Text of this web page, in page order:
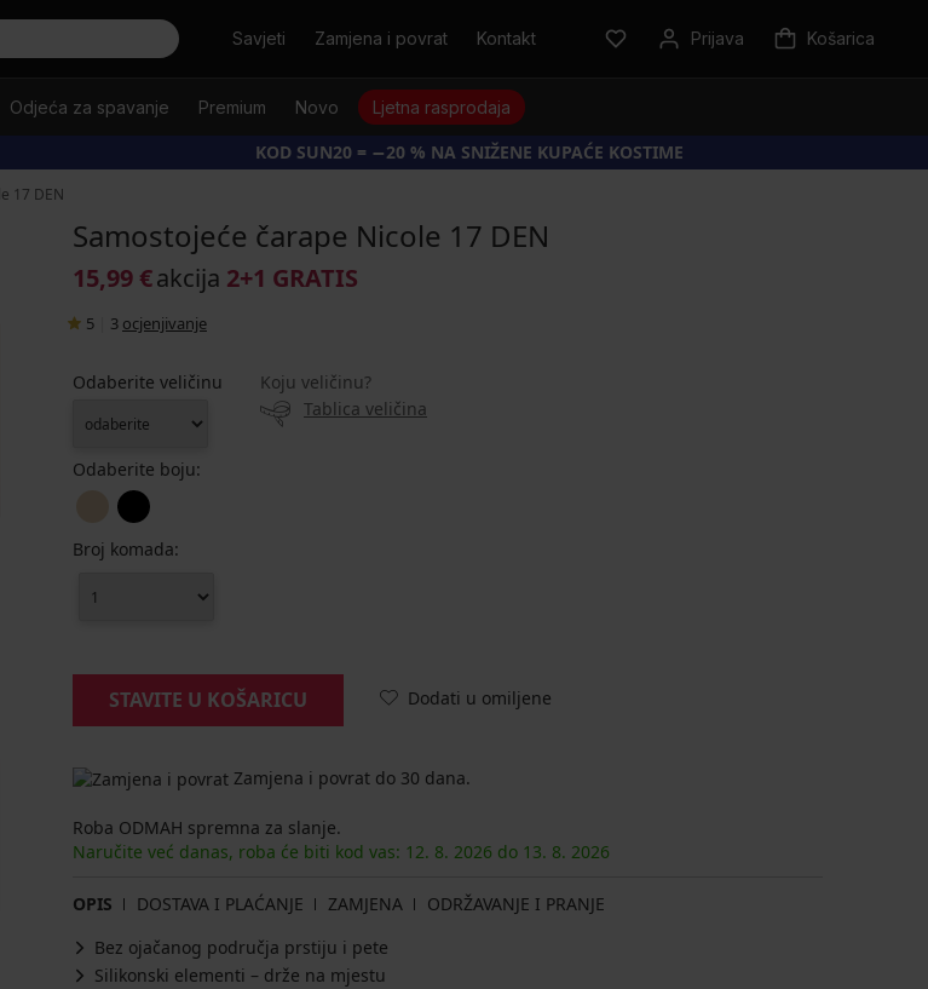
TražitiSavjeti Zamjena i povrat Kontakt Prijava Košarica
Odjeća za spavanje Premium Novo Ljetna rasprodaja
KOD SUN20 = −20 % NA SNIŽENE KUPAĆE KOSTIME
17 DEN
Samostojeće čarape Nicole 17 DEN
15,99 €akcija 2+1 GRATIS
5 3 ocjenjivanje
Odaberite veličinu
Koju veličinu?
Tablica veličina
Odaberite boju:
Broj komada:
STAVITE U KOŠARICU Dodati u omiljene
Zamjena i povrat do 30 dana.
Roba ODMAH spremna za slanje.
Naručite već danas, roba će biti kod vas: 12. 8. 2026 do 13. 8. 2026
OPIS DOSTAVA I PLAĆANJE ZAMJENA
ODRŽAVANJE I PRANJE
Bez ojačanog područja prstiju i pete
Silikonski elementi – drže na mjestu